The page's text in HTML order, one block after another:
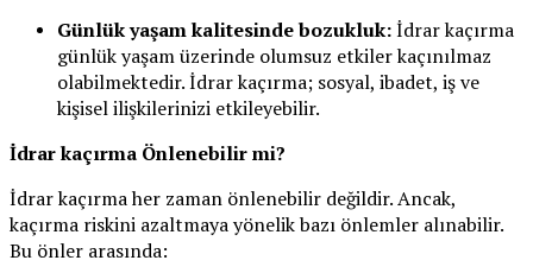
Günlük yaşam kalitesinde bozukluk:İdrar kaçırma
günlük yaşam üzerinde olumsuz etkiler kaçınılmaz
olabilmektedir. İdrar kaçırma; sosyal, ibadet, iş ve
kişisel ilişkilerinizi etkileyebilir.
İdrar kaçırma Önlenebilir mi?
İdrar kaçırma her zaman önlenebilir değildir. Ancak,
kaçırma riskini azaltmaya yönelik bazı önlemler alınabilir.
Bu önler arasında: